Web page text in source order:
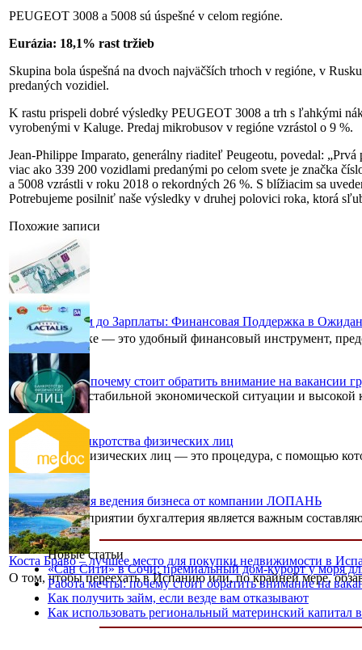
PEUGEOT 3008 a 5008 sú úspešné v celom regióne.
Eurázia: 18,1% rast tržieb
Skupina bola úspešná na dvoch najväčších trhoch v regióne, v
predaných vozidiel.
K rastu prispeli dobré výsledky PEUGEOT 3008 a trh s ľahkými
vyrobenými v Kaluge. Predaj mikrobusov v regióne vzrástol o 9 %.
Jean-Philippe Imparato, generálny riaditeľ Peugeotu, povedal:
viac ako 339 200 vozidlami predanými po celom svete je značka
a 5008 vzrástli v roku 2018 o rekordných 26 %. S blížiacim sa
Potrebujeme posilniť naše výsledky v druhej polovici roka, ktorá
Похожие записи
Сбербанк Займ до Зарплаты: Финансовая Поддержка в
Займ Сбербанке — это удобный финансовый инструмент,
Работа мечты: почему стоит обратить внимание на вакансии
В условиях нестабильной экономической ситуации и
Процедура банкротства физических лиц
Банкротство физических лиц — это процедура, с помощью
Программы для ведения бизнеса от компании ЛОПАНЬ
В любом предприятии бухгалтерия является важным
Коста Браво – лучшее место для покупки недвижимости в
О том, чтобы переехать в Испанию или, по крайней мере,
Новые статьи
«Сан Сити» в Сочи: премиальный дом-курорт у моря
Работа мечты: почему стоит обратить внимание на
Как получить займ, если везде вам отказывают
Как использовать региональный материнский капитал